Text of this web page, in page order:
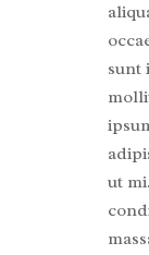
sunt
ut